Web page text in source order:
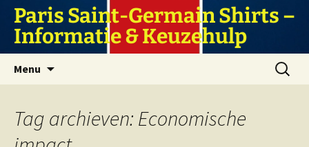
naar
inhoud
Paris Saint-Germain Shirts –
Informatie & Keuzehulp
Menu
Zoeken
naar:
Tag archieven: Economische